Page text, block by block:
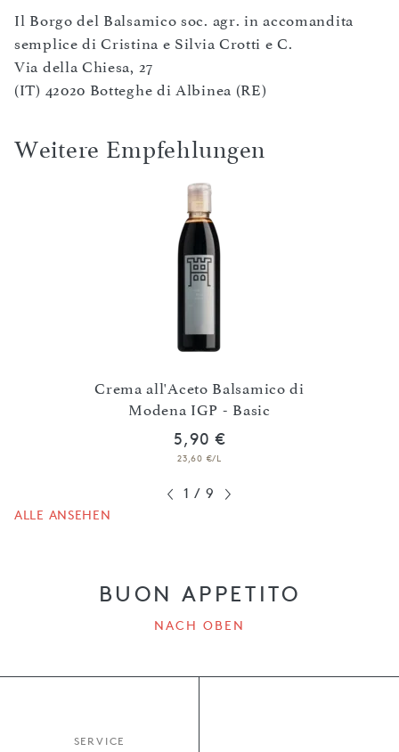
Il Borgo del Balsamico soc. agr. in accomandita
semplice di Cristina e Silvia Crotti e C.
Via della Chiesa, 27
(IT) 42020 Botteghe di Albinea (RE)
Weitere Empfehlungen
Crema all'Aceto Balsamico di
Modena IGP - Basic
5,90 €
23,60 €/L
1 / 9
ALLE ANSEHEN
BUON APPETITO
NACH OBEN
SERVICE